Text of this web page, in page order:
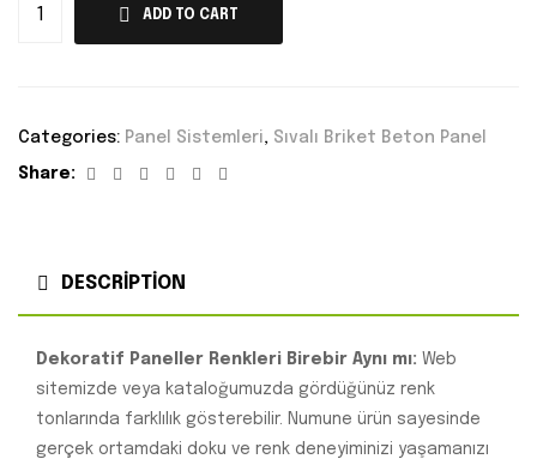
ADD TO CART
Categories: Panel Sistemleri, Sıvalı Briket Beton Panel
Share: Facebook
TwitterLinkedinGoogle+Pinterest
DESCRIPTION
Dekoratif Paneller Renkleri Birebir Aynı mı: Web
sitemizde veya kataloğumuzda gördüğünüz renk
tonlarında farklılık gösterebilir. Numune ürün sayesinde
gerçek ortamdaki doku ve renk deneyiminizi yaşamanızı